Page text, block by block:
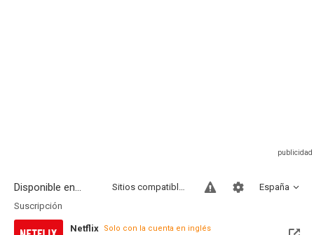
Disponible en... España
Sitios compatibles
Suscripción
Netflix Solo con la cuenta en inglés